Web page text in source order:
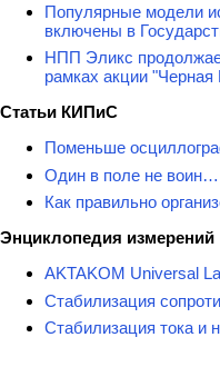
Популярные модели
включены в
НПП Эликс
рамках акции "Черная
Статьи КИПиС
Поменьше
Один в поле не
Как правильно
Энциклопедия измерений
AKTAKOM Universal
Стабилизация
Стабилизация тока и